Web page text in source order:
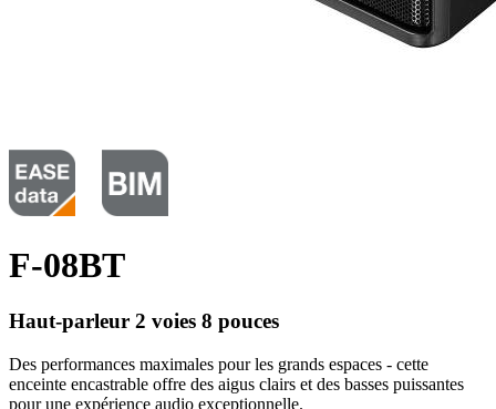
F-08BT
Haut-parleur 2 voies 8 pouces
Des performances maximales pour les grands espaces - cette
enceinte encastrable offre des aigus clairs et des basses puissantes
pour une expérience audio exceptionnelle.